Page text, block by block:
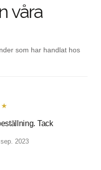
våra
som har handlat hos
Tack
2023